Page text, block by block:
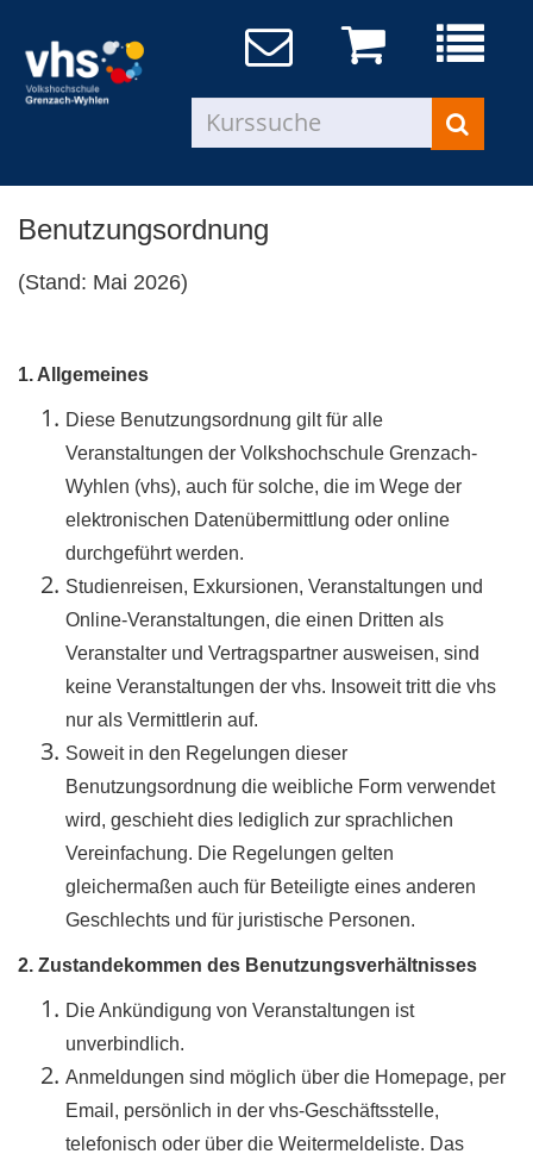
Benutzungsordnung
(Stand: Mai 2026)
1. Allgemeines
Diese Benutzungsordnung gilt für alle
Veranstaltungen der Volkshochschule Grenzach-
Wyhlen (vhs), auch für solche, die im Wege der
elektronischen Datenübermittlung oder online
durchgeführt werden.
Studienreisen, Exkursionen, Veranstaltungen und
Online-Veranstaltungen, die einen Dritten als
Veranstalter und Vertragspartner ausweisen, sind
keine Veranstaltungen der vhs. Insoweit tritt die vhs
nur als Vermittlerin auf.
Soweit in den Regelungen dieser
Benutzungsordnung die weibliche Form verwendet
wird, geschieht dies lediglich zur sprachlichen
Vereinfachung. Die Regelungen gelten
gleichermaßen auch für Beteiligte eines anderen
Geschlechts und für juristische Personen.
2. Zustandekommen des Benutzungsverhältnisses
Die Ankündigung von Veranstaltungen ist
unverbindlich.
Anmeldungen sind möglich über die Homepage, per
Email, persönlich in der vhs-Geschäftsstelle,
telefonisch oder über die Weitermeldeliste. Das